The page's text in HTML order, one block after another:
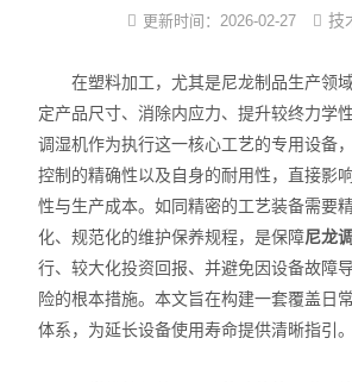
PA改性软化处理法
PA6/66蒸煮增湿设备
尼龙镶件快速吸湿机
新型尼龙吸湿增韧设备
更新时间： 2026-02-27 技
在塑料加工，尤其是尼龙制品生产领域
定产品尺寸、消除内应力、提升较终力学
调湿机作为执行这一核心工艺的专用设备
控制的精确性以及自身的耐用性，直接影
性与生产成本。如同精密的工艺装备需要
化、规范化的维护保养规程，是保障尼龙
行、较大化投资回报、并避免因设备故障
险的根本措施。本文旨在构建一套覆盖日
体系，为延长设备使用寿命提供清晰指引。